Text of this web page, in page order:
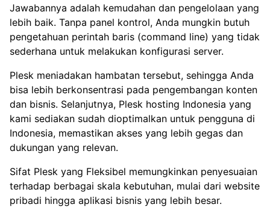
Jawabannya adalah kemudahan dan pengelolaan yang
lebih baik. Tanpa panel kontrol, Anda mungkin butuh
pengetahuan perintah baris (command line) yang tidak
sederhana untuk melakukan konfigurasi server.
Plesk meniadakan hambatan tersebut, sehingga Anda
bisa lebih berkonsentrasi pada pengembangan konten
dan bisnis. Selanjutnya, Plesk hosting Indonesia yang
kami sediakan sudah dioptimalkan untuk pengguna di
Indonesia, memastikan akses yang lebih gegas dan
dukungan yang relevan.
Sifat Plesk yang Fleksibel memungkinkan penyesuaian
terhadap berbagai skala kebutuhan, mulai dari website
pribadi hingga aplikasi bisnis yang lebih besar.